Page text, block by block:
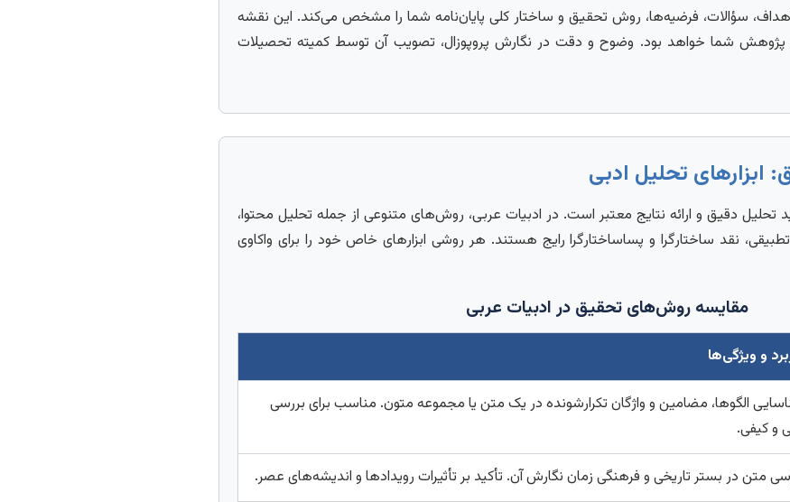
سؤالات، فرضیه‌ها، روش تحقیق و ساختار کلی پایان‌نامه شما را مشخص می‌کند. این نقشه
پژوهش شما خواهد بود. وضوح و دقت در نگارش پروپوزال، تصویب آن توسط کمیته تحصیلات
دقیق و ارائه نتایج معتبر است. در ادبیات عربی، روش‌های متنوعی از جمله تحلیل محتوا،
نقد ساختارگرا و پساساختارگرا رایج هستند. هر روشی ابزارهای خاص خود را برای واکاوی
مقایسه روش‌های تحقیق در ادبیات عربی
و ویژگی‌ها
الگوها، مضامین و واژگان تکرارشونده در یک متن یا مجموعه متون. مناسب برای بررسی
و کیفی.
متن در بستر تاریخی و فرهنگی زمان نگارش آن. تأکید بر تأثیرات رویدادها و اندیشه‌های عصر.